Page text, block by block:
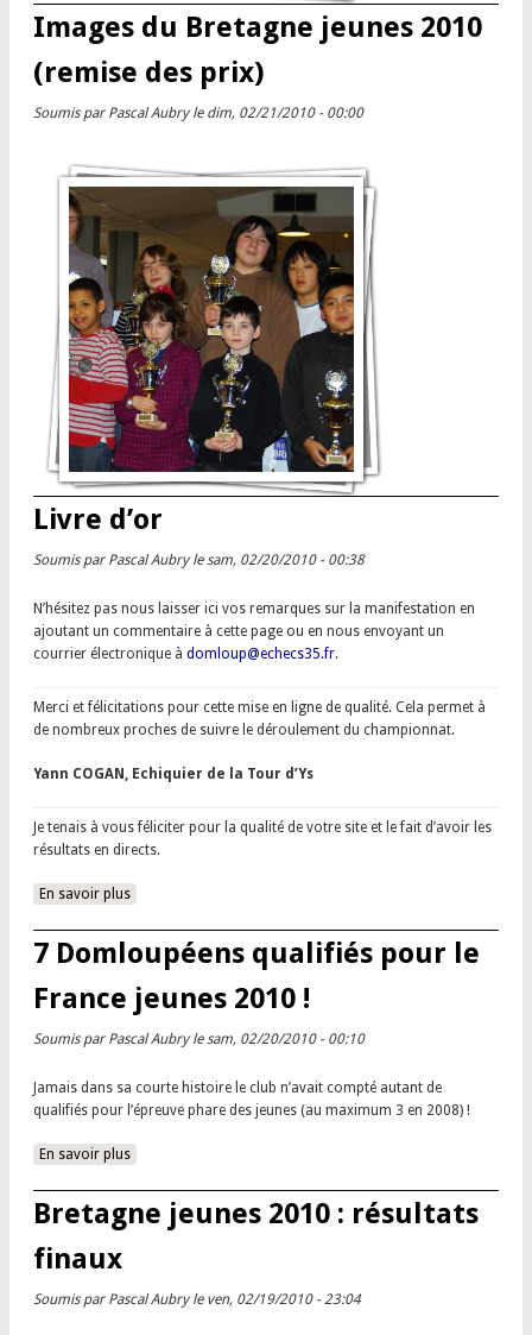
Images du Bretagne jeunes 2010
(remise des prix)
Soumis par Pascal Aubryle dim, 02/21/2010 - 00:00
Livre d’or
Soumis par Pascal Aubryle sam, 02/20/2010 - 00:38
N’hésitez pas nous laisser ici vos remarques sur la manifestation en
ajoutant un commentaire à cette page ou en nous envoyant un
courrier électronique à domloup@echecs35.fr.
Merci et félicitations pour cette mise en ligne de qualité. Cela permet à
de nombreux proches de suivre le déroulement du championnat.
Yann COGAN, Echiquier de la Tour d’Ys
Je tenais à vous féliciter pour la qualité de votre site et le fait d’avoir les
résultats en directs.
En savoir plusà propos de Livre d’or
7 Domloupéens qualifiés pour le
France jeunes 2010 !
Soumis par Pascal Aubryle sam, 02/20/2010 - 00:10
Jamais dans sa courte histoire le club n’avait compté autant de
qualifiés pour l’épreuve phare des jeunes (au maximum 3 en 2008) !
En savoir plusà propos de 7 Domloupéens qualifiés pour le France jeunes
Bretagne jeunes 2010 : résultats
finaux
Soumis par Pascal Aubryle ven, 02/19/2010 - 23:04